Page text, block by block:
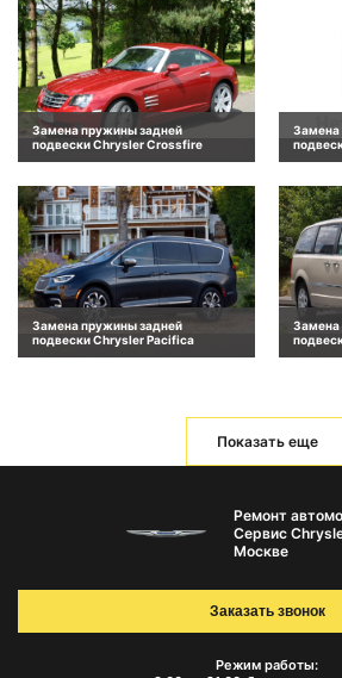
Замена пружины задней
подвески Chrysler Crossfire
Замена
Замена пружины задней
подвески Chrysler Pacifica
Замена
Показать еще
Ремонт
Сервис
Москве
Режим работы:
Заказать звонок